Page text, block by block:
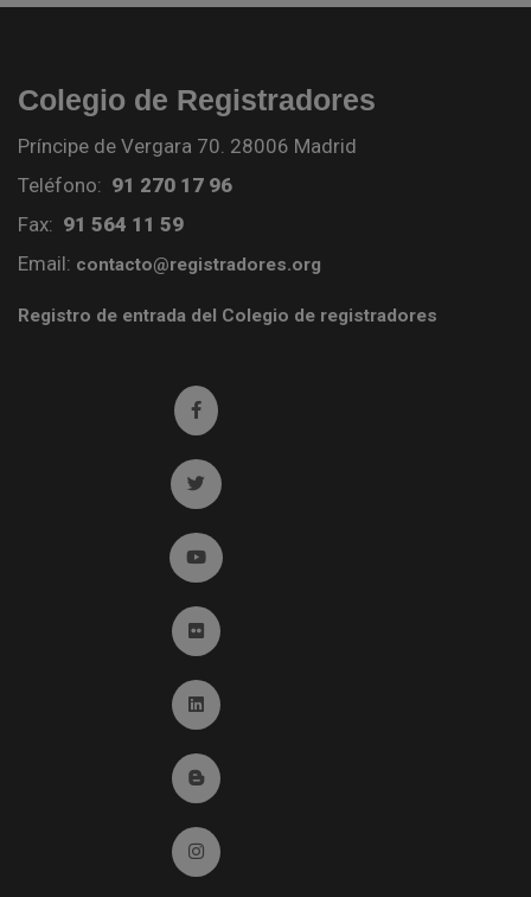
Colegio de Registradores
Príncipe de Vergara 70. 28006 Madrid
Teléfono: 91 270 17 96
Fax: 91 564 11 59
Email: contacto@registradores.org
Registro de entrada del Colegio de registradores
Ir a facebook (abre en ventana nueva)
Ir a twitter (abre en ventana nueva)
Ir a YouTube (abre en ventana nueva)
Ir a Flickr (abre en ventana nueva)
Ir a Linkedin (abre en ventana nueva)
Ir al Blog (abre en ventana nueva)
Ir a Instagram (abre en ventana nueva)